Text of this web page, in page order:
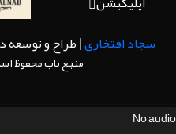
No audio
سجاد افتخاری| طراح و
منبع ناب محفوظ